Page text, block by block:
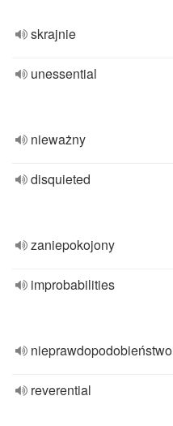
skrajnie
unessential
nieważny
disquieted
zaniepokojony
improbabilities
nieprawdopodobieństwo
reverential